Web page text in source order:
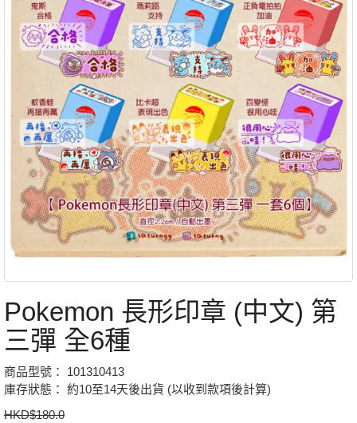
Pokemon 長形印章 (中文) 第
三彈 全6種
商品型號： 101310413
庫存狀態： 約10至14天後出貨 (以收到款項後計算)
HKD$180.0